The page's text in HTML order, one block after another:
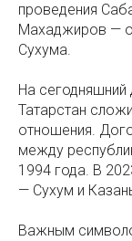
проведения
Махаджиров —
Сухума.
На
Татарстан
отношения.
между
1994 года. В
— Сухум и
Важным